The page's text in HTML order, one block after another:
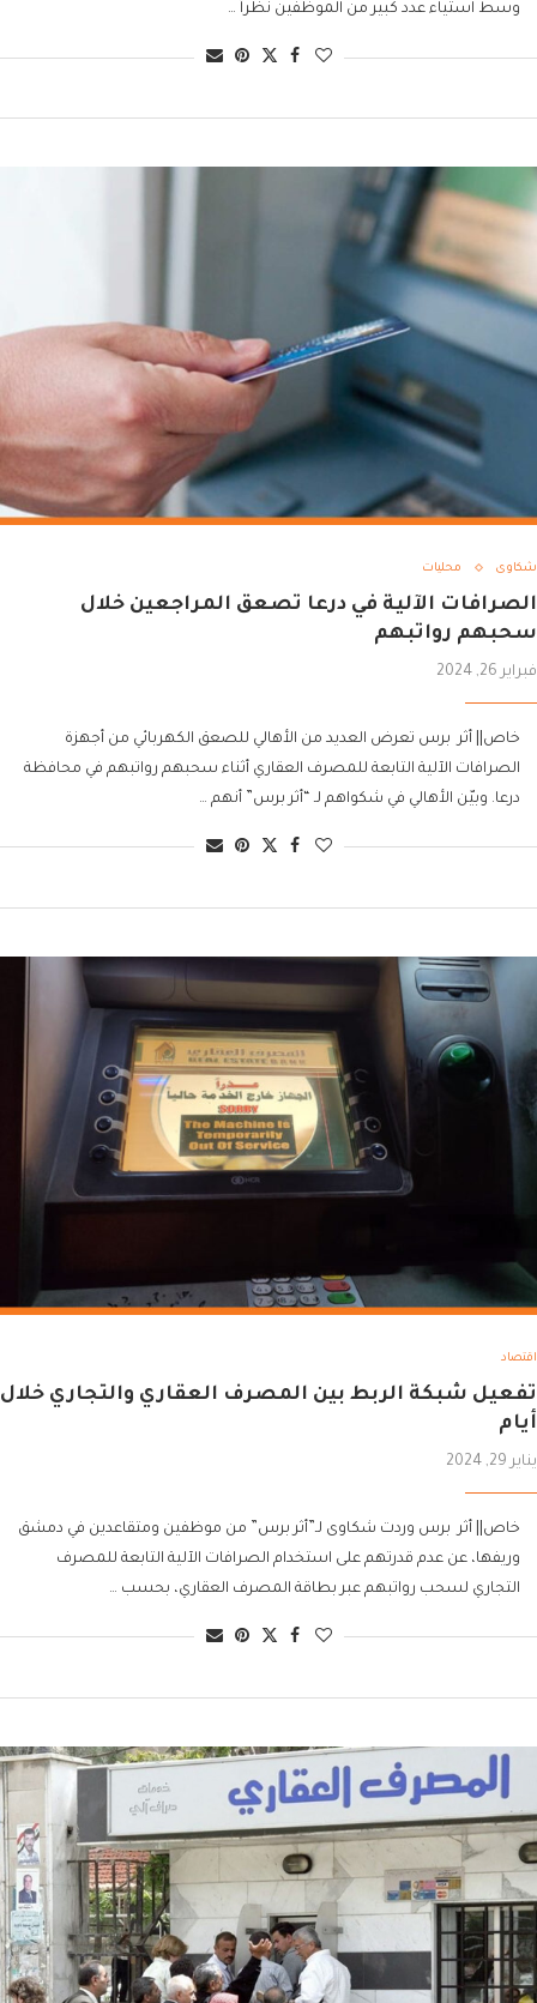
وسط استياء عدد كبير من الموظفين نظراً …
شكاوى محليات
الصرافات الآلية في درعا تصعق المراجعين خلال
سحبهم رواتبهم
فبراير 26, 2024
خاص|| أثر برس تعرض العديد من الأهالي للصعق الكهربائي من أجهزة
الصرافات الآلية التابعة للمصرف العقاري أثناء سحبهم رواتبهم في محافظة
درعا. وبيّن الأهالي في شكواهم لـ “أثر برس” أنهم …
اقتصاد
تفعيل شبكة الربط بين المصرف العقاري والتجاري خلال
أيام
يناير 29, 2024
خاص|| أثر برس وردت شكاوى لـ”أثر برس” من موظفين ومتقاعدين في دمشق
وريفها، عن عدم قدرتهم على استخدام الصرافات الآلية التابعة للمصرف
التجاري لسحب رواتبهم عبر بطاقة المصرف العقاري، بحسب …